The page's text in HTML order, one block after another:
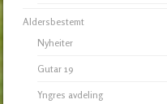
Aldersbestemt
Nyheiter
Gutar 19
Yngres avdeling